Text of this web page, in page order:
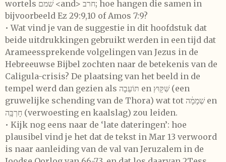
wortels שׁמם <and> חרב; hoe hangen die samen in
bijvoorbeeld Ez 29:9,10 of Amos 7:9?
• Wat vind je van de suggestie in dit hoofdstuk dat
beide uitdrukkingen gebruikt werden in een tijd dat
Arameessprekende volgelingen van Jezus in de
Hebreeuwse Bijbel zochten naar de betekenis van de
Caligula-crisis? De plaatsing van het beeld in de
tempel werd dan gezien als תּוֹעֵבָה en שִּׁקּ֥וּץ (een
gruwelijke schending van de Thora) wat tot שְׁמָמָ֔ה en
חָרְבָּֽה (verwoesting en kaalslag) zou leiden.
• Kijk nog eens naar de ‘late dateringen’: hoe
plausibel vind je het dat de tekst in Mar 13 verwoord
is naar aanleiding van de val van Jeruzalem in de